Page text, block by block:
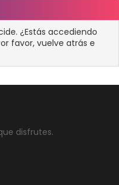
¿Estás accediendo
favor, vuelve atrás e
disfrutes.